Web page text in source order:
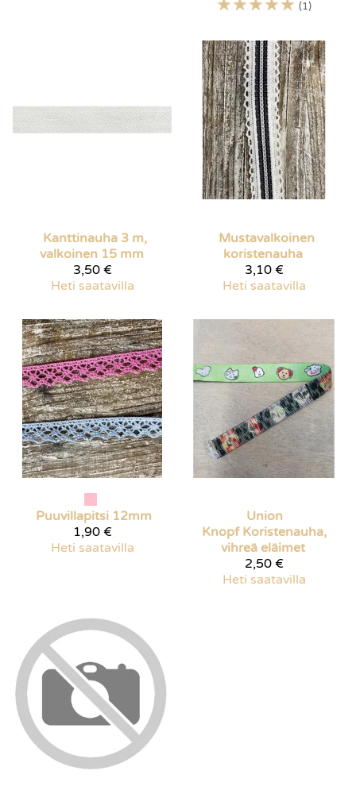
☆☆☆☆☆ (1)
Kanttinauha 3 m,
valkoinen 15 mm
3,50 €
Heti saatavilla
Mustavalkoinen
koristenauha
3,10 €
Heti saatavilla
Puuvillapitsi 12mm
1,90 €
Heti saatavilla
Union
Knopf Koristenauha,
vihreä eläimet
2,50 €
Heti saatavilla